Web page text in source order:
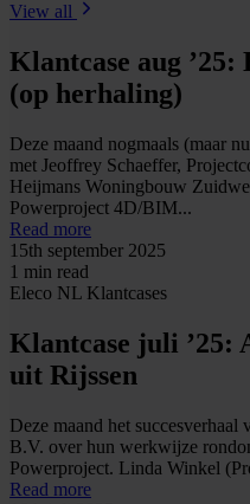
View all
Klantcase aug
(op herhaling)
Deze maand nogmaals (maar
met Jeoffrey Schaeffer,
Heijmans Woningbouw
Powerproject 4D/BIM...
Read more
15th september 2025
1 min read
Eleco NL Klantcases
Klantcase juli ’25:
uit Rijssen
Deze maand het
B.V. over hun werkwijze
Powerproject. Linda Winkel
Read more